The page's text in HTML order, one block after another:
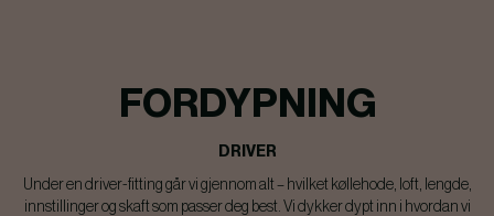
FORDYPNING
DRIVER
Under en driver-fitting går vi gjennom alt – hvilket køllehode, loft, lengde,
innstillinger og skaft som passer deg best. Vi dykker dypt inn i hvordan vi